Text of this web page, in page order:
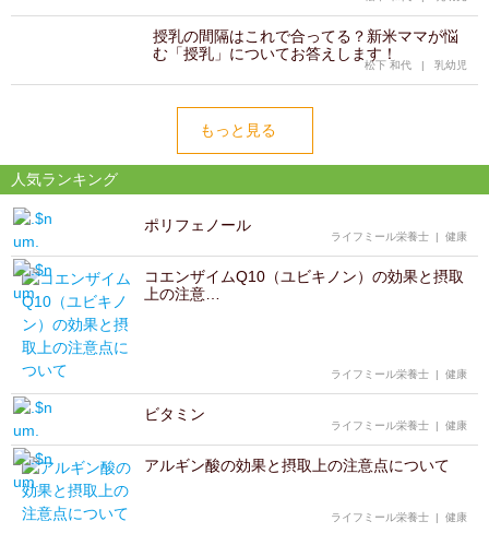
授乳の間隔はこれで合ってる？新米ママが悩
む「授乳」についてお答えします！
松下 和代 | 乳幼児
もっと見る
人気ランキング
ポリフェノール
ライフミール栄養士 | 健康
コエンザイムQ10（ユビキノン）の効果と摂取
上の注意…
ライフミール栄養士 | 健康
ビタミン
ライフミール栄養士 | 健康
アルギン酸の効果と摂取上の注意点について
ライフミール栄養士 | 健康